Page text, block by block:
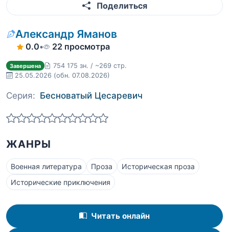
Поделиться
Александр Яманов
0.0• 22 просмотра
Завершена
754 175 зн. / ~269 стр.
25.05.2026 (обн. 07.08.2026)
Серия: Бесноватый Цесаревич
ЖАНРЫ
Военная литература Проза
Историческая проза
Исторические приключения
Читать онлайн